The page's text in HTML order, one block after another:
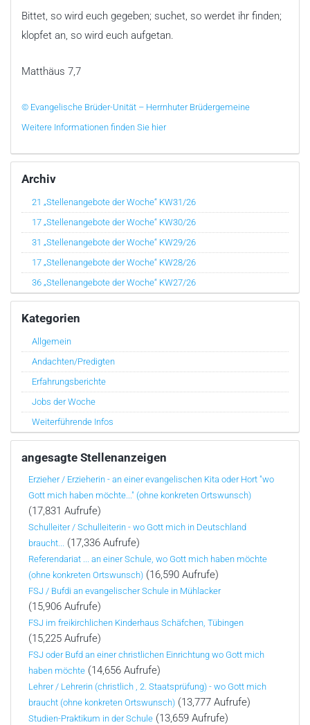
Bittet, so wird euch gegeben; suchet, so werdet ihr finden;
klopfet an, so wird euch aufgetan.
Matthäus 7,7
© Evangelische Brüder-Unität – Herrnhuter Brüdergemeine
Weitere Informationen finden Sie hier
Archiv
21 „Stellenangebote der Woche“ KW31/26
17 „Stellenangebote der Woche“ KW30/26
31 „Stellenangebote der Woche“ KW29/26
17 „Stellenangebote der Woche“ KW28/26
36 „Stellenangebote der Woche“ KW27/26
Kategorien
Allgemein
Andachten/Predigten
Erfahrungsberichte
Jobs der Woche
Weiterführende Infos
angesagte Stellenanzeigen
Erzieher / Erzieherin - an einer evangelischen Kita oder Hort "wo
Gott mich haben möchte..." (ohne konkreten Ortswunsch)
(17,831 Aufrufe)
Schulleiter / Schulleiterin - wo Gott mich in Deutschland
braucht...
(17,336 Aufrufe)
Referendariat ... an einer Schule, wo Gott mich haben möchte
(ohne konkreten Ortswunsch) (16,590 Aufrufe)
FSJ / Bufdi an evangelischer Schule in Mühlacker
(15,906 Aufrufe)
FSJ im freikirchlichen Kinderhaus Schäfchen, Tübingen
(15,225 Aufrufe)
FSJ oder Bufd an einer christlichen Einrichtung wo Gott mich
haben möchte (14,656 Aufrufe)
Lehrer / Lehrerin (christlich , 2. Staatsprüfung) - wo Gott mich
braucht (ohne konkreten Ortswunsch) (13,777 Aufrufe)
Studien-Praktikum in der Schule (13,659 Aufrufe)